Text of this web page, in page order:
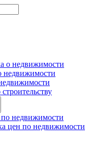
о недвижимости
недвижимости
недвижимости
цен по недвижимости